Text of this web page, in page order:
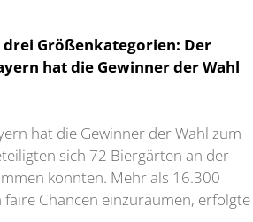
Größenkategorien: Der
hat die Gewinner der Wahl
hat die Gewinner der Wahl zum
sich 72 Biergärten an der
konnten. Mehr als 16.300
Chancen einzuräumen, erfolgte